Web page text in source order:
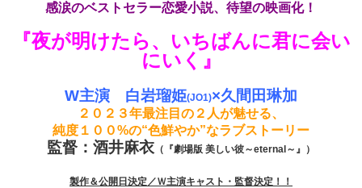
感涙のベストセラー恋愛小説、待望の映画化！
『夜が明けたら、いちばんに君に会い
にいく』
W主演 白岩瑠姫(JO1)×久間田琳加
２０２３年最注目の２人が魅せる、
純度１００%の“色鮮やか”なラブストーリー
監督：酒井麻衣 （『劇場版 美しい彼～eternal～』）
製作＆公開日決定／Ｗ主演キャスト・監督決定！！